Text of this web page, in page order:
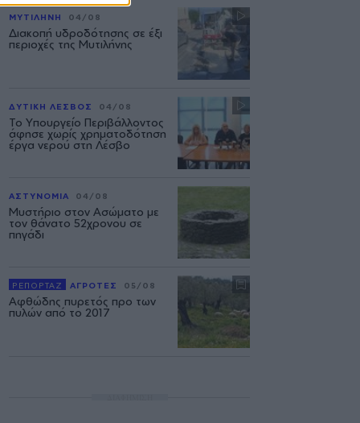
ΜΥΤΙΛΗΝΗ 04/08
Διακοπή υδροδότησης σε έξι
περιοχές της Μυτιλήνης
ΔΥΤΙΚΗ ΛΕΣΒΟΣ 04/08
Το Υπουργείο Περιβάλλοντος
άφησε χωρίς χρηματοδότηση
έργα νερού στη Λέσβο
ΑΣΤΥΝΟΜΙΑ 04/08
Μυστήριο στον Ασώματο με
τον θάνατο 52χρονου σε
πηγάδι
ΡΕΠΟΡΤΑΖ ΑΓΡΟΤΕΣ 05/08
Αφθώδης πυρετός προ των
πυλών από το 2017